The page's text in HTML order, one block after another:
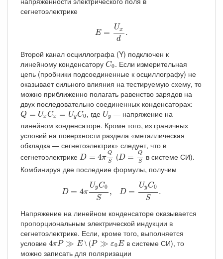
сегнетоэлектрике
E = Ux
d
.
xd
Второй канал осциллографа (Y) подключен к
линейному конденсатору C0
C0. Если измерительная
цепь (пробники подсоединенные к осциллографу) не
оказывает сильного влияния на тестируемую схему, то
можно приближенно полагать равенство зарядов на
двух последовательно соединенных конденсаторах:
Q = UxCx = UyC0
Q=UxCx=UyC0 , где Uy
Uy— напряжение на
линейном конденсаторе. Кроме того, из граничных
условий на поверхности раздела «металлическая
обкладка — сегнетоэлектрик» следует, что в
сегнетоэлектрике D = 4π
Q
S
D=4πQS
(D =
Q
S
D=QS
в системе СИ).
Комбинируя две последние формулы, получим
D = 4π
UyC0
S
, D =
UyC0
S
.
UyC0S yC 0S
Напряжение на линейном конденсаторе оказывается
пропорциональным электрической индукции в
сегнетоэлектрике. Если, кроме того, выполняется
условие 4πP ≫ E
4πP≫E \ (P ≫ ε0E
P≫ε0E в системе СИ), то
можно записать для поляризации